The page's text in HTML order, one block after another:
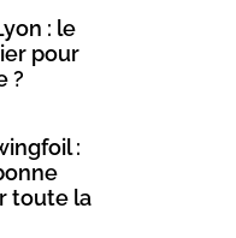
: le
pour
?
:
toute la